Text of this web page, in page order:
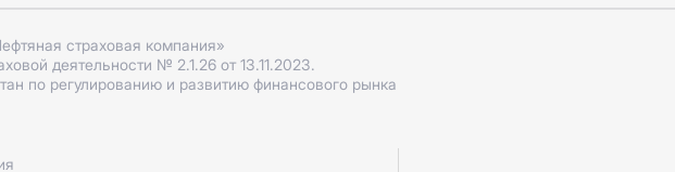
страховая компания»
деятельности № 2.1.26 от 13.11.2023.
по регулированию и развитию финансового рынка